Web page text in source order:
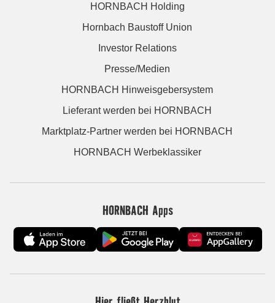
HORNBACH Holding
Hornbach Baustoff Union
Investor Relations
Presse/Medien
HORNBACH Hinweisgebersystem
Lieferant werden bei HORNBACH
Marktplatz-Partner werden bei HORNBACH
HORNBACH Werbeklassiker
HORNBACH Apps